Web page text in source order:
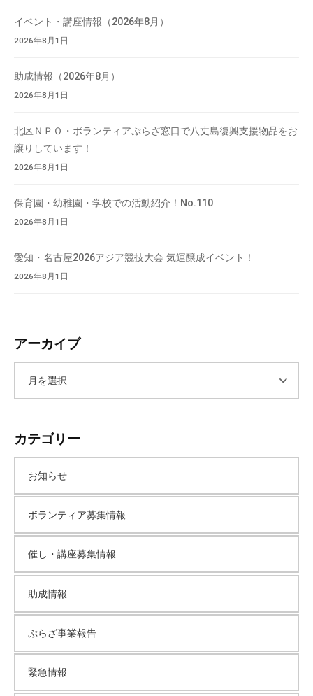
イベント・講座情報（2026年8月）
2026年8月1日
助成情報（2026年8月）
2026年8月1日
北区ＮＰＯ・ボランティアぷらざ窓口で八丈島復興支援物品をお
譲りしています！
2026年8月1日
保育園・幼稚園・学校での活動紹介！No.110
2026年8月1日
愛知・名古屋2026アジア競技大会 気運醸成イベント！
2026年8月1日
アーカイブ
カ
イ
ブ
カテゴリー
お知らせ
ボランティア募集情報
催し・講座募集情報
助成情報
ぷらざ事業報告
緊急情報